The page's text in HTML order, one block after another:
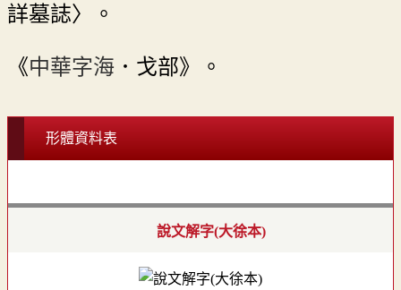
詳墓誌〉。
《中華字海 ．戈部》。
形體資料表
說文解字(大徐本)